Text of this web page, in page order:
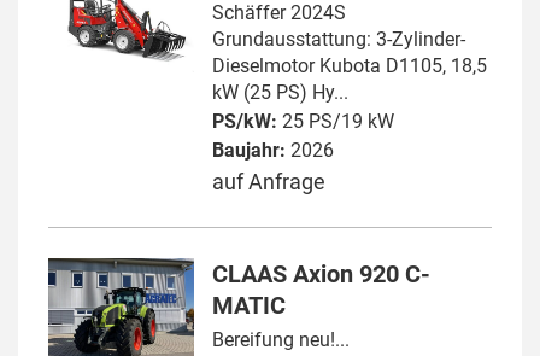
Schäffer 2024S
Grundausstattung: 3-Zylinder-
Dieselmotor Kubota D1105, 18,5
kW (25 PS) Hy...
PS/kW: 25 PS/19 kW
Baujahr: 2026
auf Anfrage
CLAAS Axion 920 C-
MATIC
Bereifung neu!...